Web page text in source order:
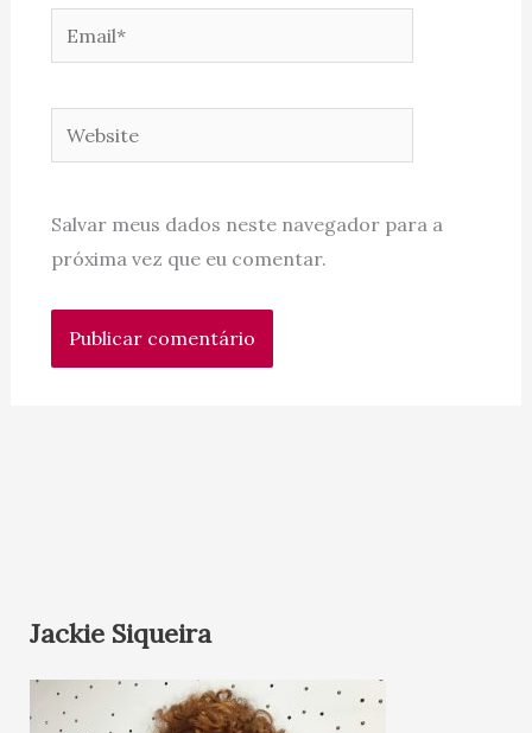
Email*
Website
Salvar meus dados neste navegador para a
próxima vez que eu comentar.
Jackie Siqueira